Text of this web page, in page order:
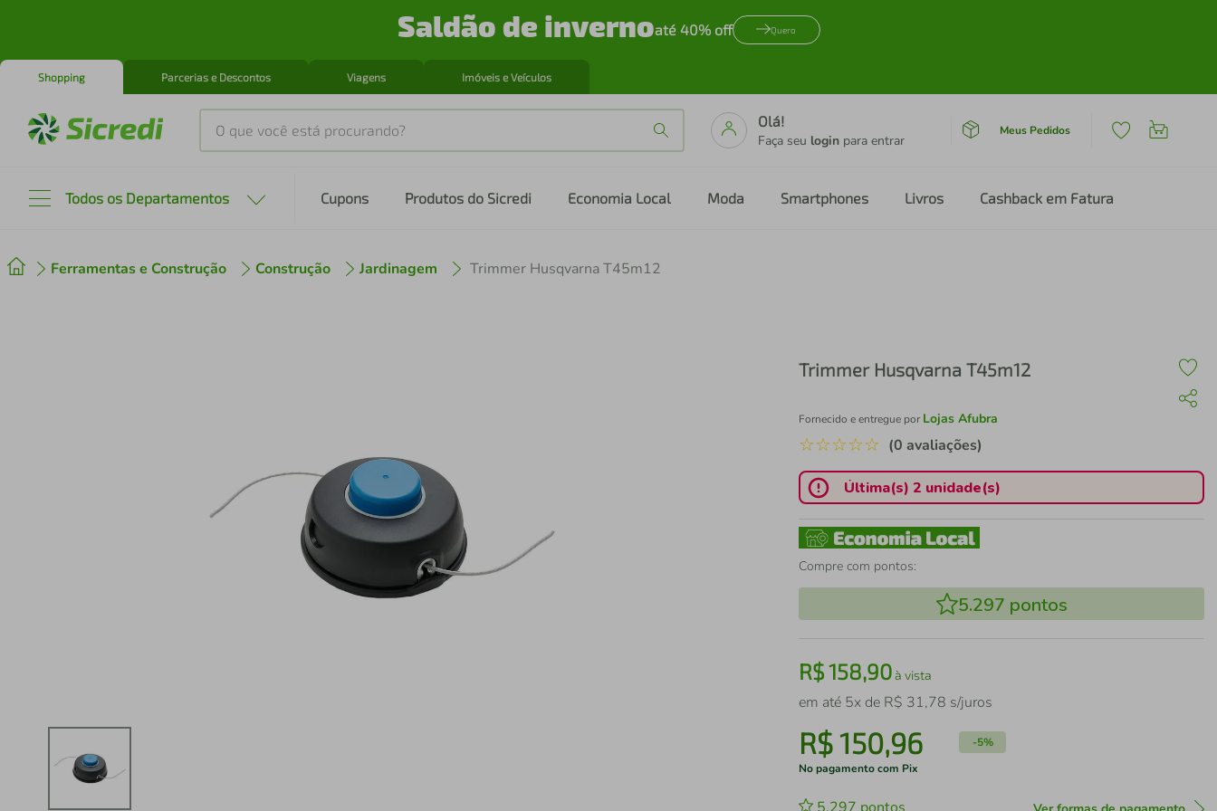
Saldão de invernoaté 40% off Quero
Shopping Parcerias e Descontos Viagens Imóveis e Veículos
O que você está procurando?
Olá!
Faça seu login para entrar
Meus Pedidos
Todos os Departamentos Cupons Produtos do Sicredi Economia Local Moda Smartphones Livros Cashback em Fatura
Ferramentas e Construção Construção Jardinagem Trimmer Husqvarna T45m12
Trimmer Husqvarna T45m12
Fornecido e entregue por Lojas Afubra
☆☆☆☆☆ (0 avaliações)
Última(s) 2 unidade(s)
Compre com pontos:
5.297 pontos
R$158,90à vista
em até 5x de R$ 31,78 s/juros
R$150,96 -5%
No pagamento com Pix
2º cafeteira